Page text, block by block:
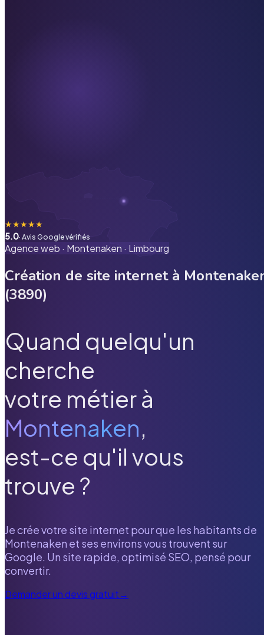
★★★★★
5.0· Avis Google vérifiés
Agence web · Montenaken · Limbourg
Création de site internet à
(3890)
Quand quelqu'un
cherche
votre métier à
Montenaken,
est-ce qu'il vous
trouve ?
Je crée votre site internet pour que les habitants de
Montenaken et ses environs vous trouvent sur
Google. Un site rapide, optimisé SEO, pensé pour
convertir.
Demander un devis gratuit→